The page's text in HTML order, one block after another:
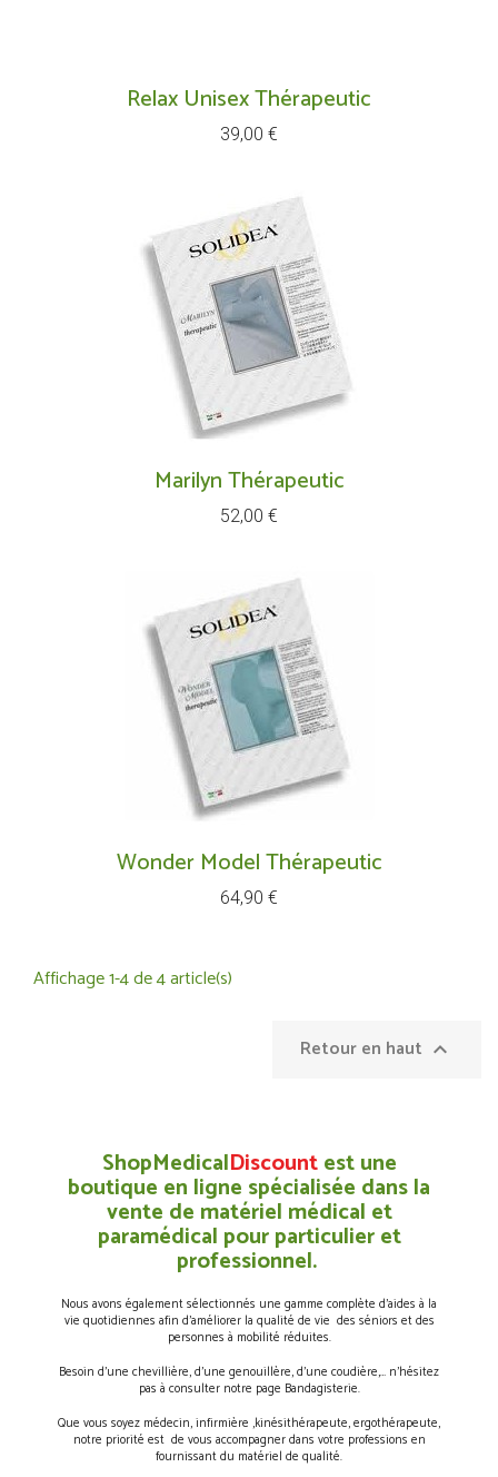
Relax Unisex Thérapeutic
Prix
39,00 €
Marilyn Thérapeutic
Prix
52,00 €
Wonder Model Thérapeutic
Prix
64,90 €
Affichage 1-4 de 4 article(s)
Retour en haut 
ShopMedicalDiscountest une
boutique en ligne spécialisée dans la
vente de matériel médical et
paramédical pour particulier et
professionnel.
Nous avons également sélectionnés une gamme complète d’aides à la
vie quotidiennes afin d’améliorer la qualité de vie des séniors et des
personnes à mobilité réduites.
Besoin d’une chevillière, d’une genouillère, d’une coudière,… n’hésitez
pas à consulter notre page Bandagisterie.
Que vous soyez médecin, infirmière ,kinésithérapeute, ergothérapeute,
notre priorité est de vous accompagner dans votre professions en
fournissant du matériel de qualité.